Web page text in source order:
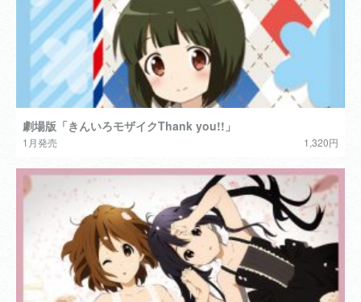
劇場版「きんいろモザイクThank you!!」
1月発売 1,320円